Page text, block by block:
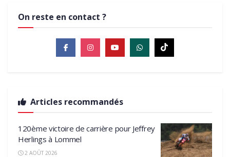
On reste en contact ?
Articles recommandés
120ème victoire de carrière pour Jeffrey
Herlings à Lommel
2 AOÛT 2026